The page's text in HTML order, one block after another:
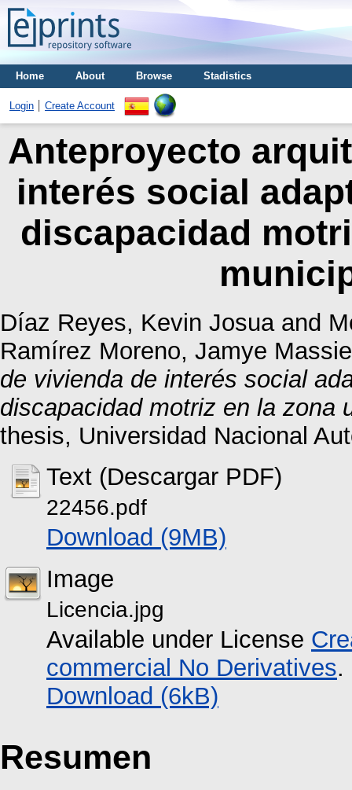
Home About Browse Stadistics
Login Create Account
Anteproyecto
interés social
discapacidad
Díaz Reyes, Kevin Josuaand
Ramírez Moreno, Jamye
de vivienda de interés social
discapacidad motriz en la zona
thesis, Universidad Nacional
Text (Descargar PDF)
22456.pdf
Download (9MB)
Image
Licencia.jpg
Available under License
commercial No Derivatives.
Download (6kB)
Resumen